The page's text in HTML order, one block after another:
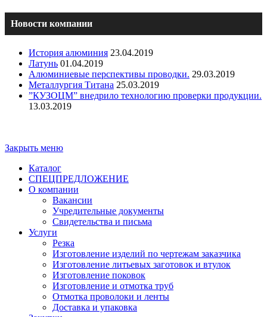
Новости компании
История алюминия 23.04.2019
Латунь 01.04.2019
Алюминиевые перспективы проводки. 29.03.2019
Металлургия Титана 25.03.2019
”КУЗОЦМ” внедрило технологию проверки продукции.
13.03.2019
Закрыть меню
Каталог
СПЕЦПРЕДЛОЖЕНИЕ
О компании
Вакансии
Учредительные документы
Свидетельства и письма
Услуги
Резка
Изготовление изделий по чертежам заказчика
Изготовление литьевых заготовок и втулок
Изготовление поковок
Изготовление и отмотка труб
Отмотка проволоки и ленты
Доставка и упаковка